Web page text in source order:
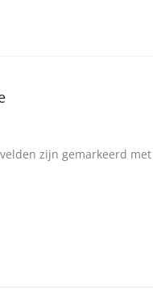
zijn gemarkeerd met